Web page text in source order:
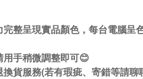
整呈現實品顏色，每台電腦呈
手稍微調整即可😊
貨服務(若有瑕疵、寄錯等請